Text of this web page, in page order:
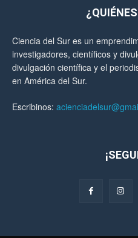
Ciencia del Sur es un
investigadores, científicos y
divulgación científica y el
en América del Sur.
Escribinos: